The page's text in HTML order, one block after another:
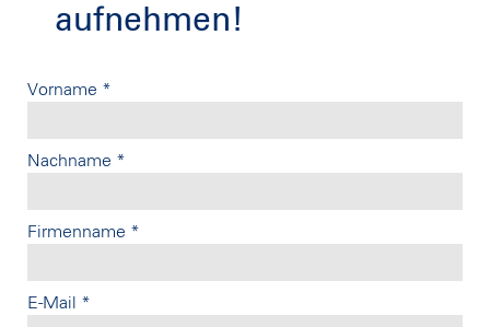
aufnehmen!
Vorname *
Nachname *
Firmenname *
E-Mail *